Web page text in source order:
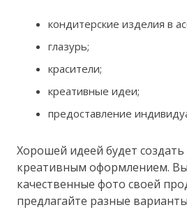
кондитерские изделия в
глазурь;
красители;
креативные идеи;
предоставление
Хорошей идеей будет создать
креативным оформлением.
качественные фото своей
предлагайте разные